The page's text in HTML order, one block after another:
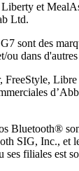
et
Ltd.
sont des
ou dans
Libre
Bluetooth®
SIG, Inc., et
ses filiales est